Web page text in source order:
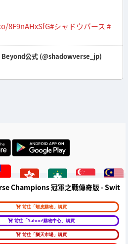
8F9nAHxSfG#シャドウバース #
Beyond公式 (@shadowverse_jp)
Champions 冠軍之戰傳奇版 - Swit
前往「蝦皮購物」購買
前往「Yahoo!購物中心」購買
前往「樂天市場」購買